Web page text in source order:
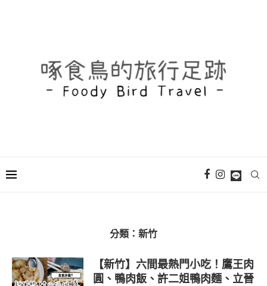
分類： 新竹
【新竹】六間最熱門小吃！鷹王肉
圓、鴨肉飯、許二姐鴨肉麵、立晉